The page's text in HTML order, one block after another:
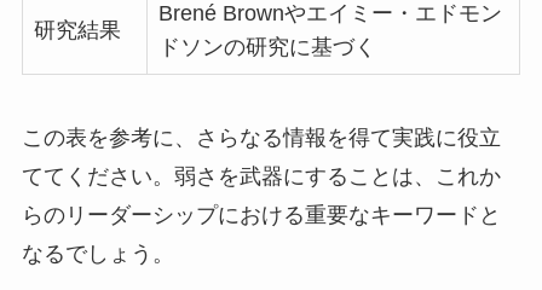
研究結果
Brené Brownやエイミー・エドモン
ドソンの研究に基づく
この表を参考に、さらなる情報を得て実践に役立
ててください。弱さを武器にすることは、これか
らのリーダーシップにおける重要なキーワードと
なるでしょう。